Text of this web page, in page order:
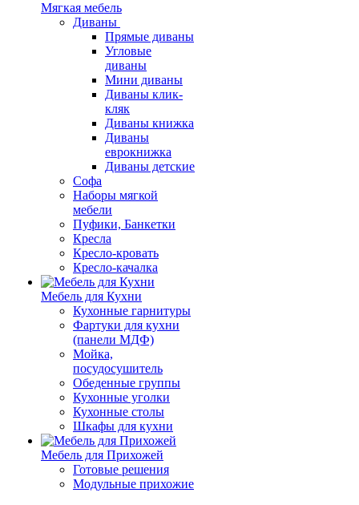
Мягкая мебель
Диваны
Прямые диваны
Угловые
диваны
Мини диваны
Диваны клик-
кляк
Диваны книжка
Диваны
еврокнижка
Диваны детские
Софа
Наборы мягкой
мебели
Пуфики, Банкетки
Кресла
Кресло-кровать
Кресло-качалка
Мебель для Кухни
Кухонные гарнитуры
Фартуки для кухни
(панели МДФ)
Мойка,
посудосушитель
Обеденные группы
Кухонные уголки
Кухонные столы
Шкафы для кухни
Мебель для Прихожей
Готовые решения
Модульные прихожие